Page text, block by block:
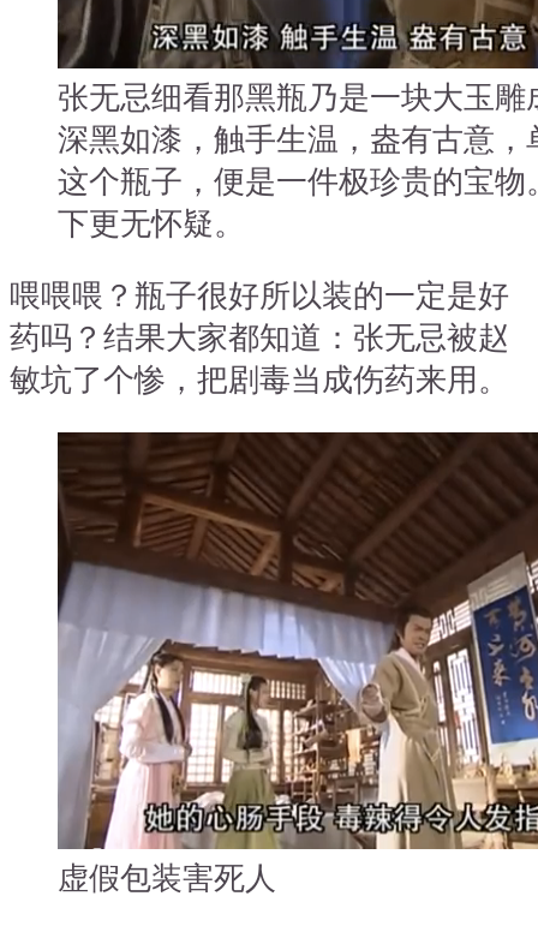
张无忌细看那黑瓶乃是一块大玉雕
深黑如漆，触手生温，盎有古意，
这个瓶子，便是一件极珍贵的宝物
下更无怀疑。
喂喂喂？瓶子很好所以装的一定是好
药吗？结果大家都知道：张无忌被赵
敏坑了个惨，把剧毒当成伤药来用。
虚假包装害死人